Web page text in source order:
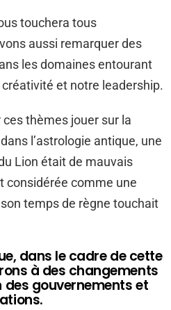
touchera tous
aussi remarquer des
les domaines entourant
et notre leadership.
thèmes jouer sur la
l’astrologie antique, une
Lion était de mauvais
considérée comme une
temps de règne touchait
dans le cadre de cette
à des changements
des gouvernements et